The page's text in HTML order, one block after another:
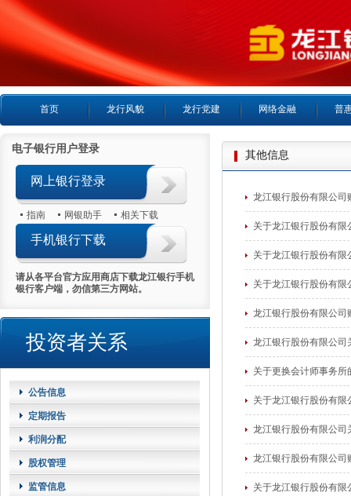
首页 龙行风貌 龙行党建 网络金融 普
电子银行用户登录
网上银行登录
指南 网银助手 相关下载
手机银行下载
请从各平台官方应用商店下载龙江银行手机
银行客户端，勿信第三方网站。
投资者关系
公告信息
定期报告
利润分配
股权管理
监管信息
其他信息
龙江银行股份有限公司
关于龙江银行股份有
关于龙江银行股份有
关于龙江银行股份有
龙江银行股份有限公司
龙江银行股份有限公司
关于更换会计师事务所
关于龙江银行股份有
龙江银行股份有限公司
龙江银行股份有限公司
关于龙江银行股份有